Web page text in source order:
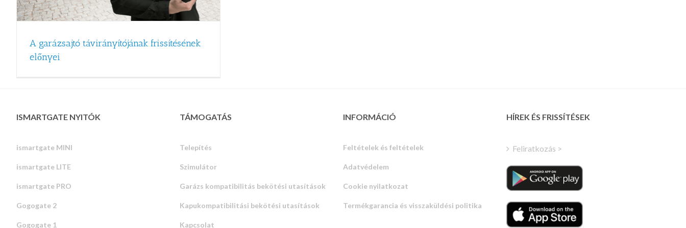
A garázsajtó távirányítójának frissítésének
előnyei
ISMARTGATE NYITÓK
ismartgate MINI
ismartgate LITE
ismartgate PRO
Gogogate 2
Gogogate 1
TÁMOGATÁS
Telepítés
Szimulátor
Garázs kompatibilitás bekötési utasítások
Kapukompatibilitási bekötési utasítások
Kapcsolat
INFORMÁCIÓ
Feltételek és feltételek
Adatvédelem
Cookie nyilatkozat
Termékgarancia és visszaküldési politika
HÍREK ÉS FRISSÍTÉSEK
Feliratkozás >
Polish
Turkish
Finnish
Greek